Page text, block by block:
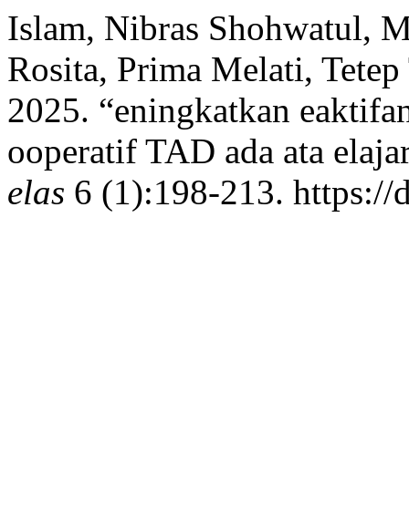
Islam, Nibras Shohwatul,
Rosita, Prima Melati,
2025. “eningkatkan
ooperatif TAD ada ata
elas 6 (1):198-213.